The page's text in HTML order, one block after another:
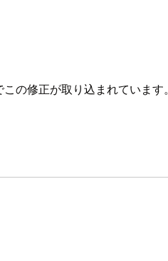
の修正が取り込まれています。